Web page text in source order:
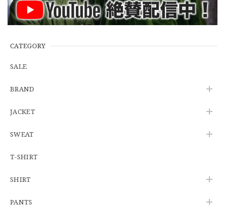
CATEGORY
SALE
BRAND
JACKET
SWEAT
T-SHIRT
SHIRT
PANTS 【Cooperstown Ball Cap】Made in USA Baseball Cap "1938 HOLLYWOOD STARS" 新品 クーパーズタウンボールキャップ ハリウッドスターズ 6パネル